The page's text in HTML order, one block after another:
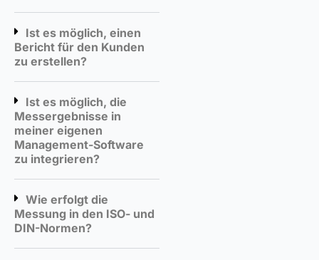
Ist es möglich, einen
Bericht für den Kunden
zu erstellen?
Ist es möglich, die
Messergebnisse in
meiner eigenen
Management-Software
zu integrieren?
Wie erfolgt die
Messung in den ISO- und
DIN-Normen?